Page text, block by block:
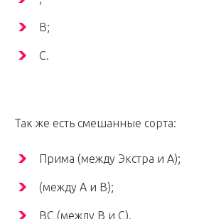
B;
C.
Так же есть смешанные сорта:
Прима (между Экстра и A);
(между A и B);
BC (между B и C).